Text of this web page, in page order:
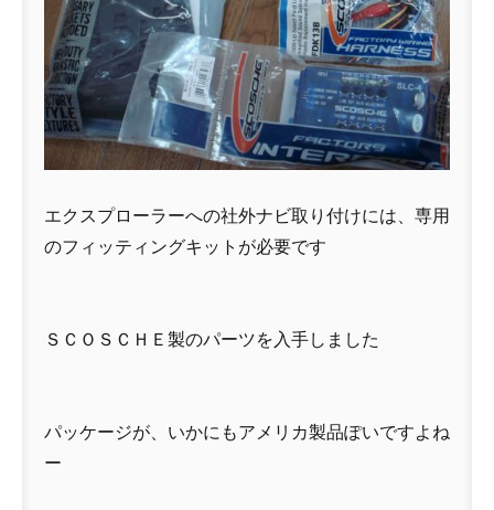
エクスプローラーへの社外ナビ取り付けには、専用
のフィッティングキットが必要です
ＳＣＯＳＣＨＥ製のパーツを入手しました
パッケージが、いかにもアメリカ製品ぽいですよね
ー